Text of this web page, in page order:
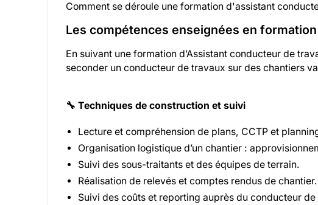
Comment se déroule une formation d'assistant
Les compétences enseignées en formation
En suivant une formation d’Assistant conducteur de
seconder un conducteur de travaux sur des chantiers
🔧 Techniques de construction et suivi
Lecture et compréhension de plans, CCTP et
Organisation logistique d’un chantier :
Suivi des sous-traitants et des équipes de terrain.
Réalisation de relevés et comptes rendus de chantier.
Suivi des coûts et reporting auprès du conducteur